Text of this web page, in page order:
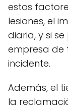
estos
lesiones, el
diaria, y si
empresa de
incidente.
Además, el
la